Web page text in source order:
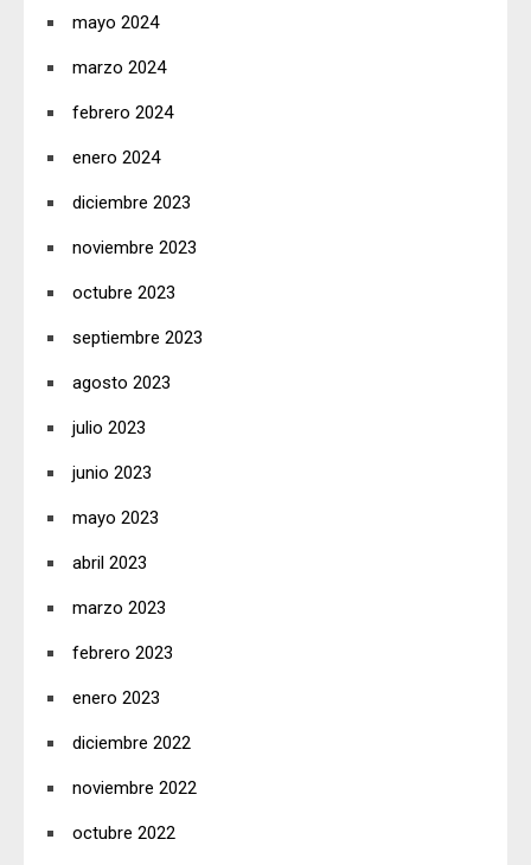
mayo 2024
marzo 2024
febrero 2024
enero 2024
diciembre 2023
noviembre 2023
octubre 2023
septiembre 2023
agosto 2023
julio 2023
junio 2023
mayo 2023
abril 2023
marzo 2023
febrero 2023
enero 2023
diciembre 2022
noviembre 2022
octubre 2022